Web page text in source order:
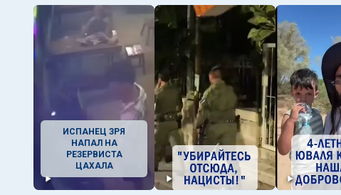
ИСПАНЕЦ ЗРЯ
НАПАЛ НА
РЕЗЕРВИСТА
ЦАХАЛА